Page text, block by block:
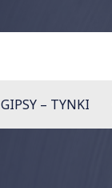
GIPSY – TYNKI